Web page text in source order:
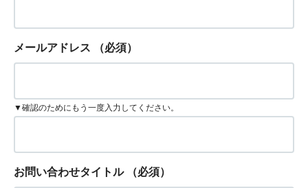
メールアドレス （必須）
▼確認のためにもう一度入力してください。
お問い合わせタイトル （必須）